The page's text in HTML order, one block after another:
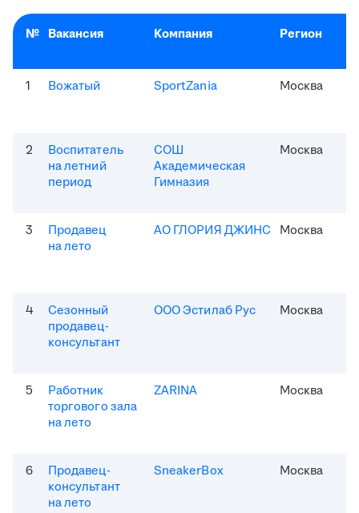
№ Вакансия Компания Регион
1 Вожатый SportZania Москва
2
Воспитатель
на летний
период
СОШ
Академическая
Гимназия
Москва
3
Продавец
на лето
АО ГЛОРИЯ ДЖИНС Москва
4
Сезонный
продавец-
консультант
ООО Эстилаб Рус Москва
5
Работник
торгового зала
на лето
ZARINA Москва
6
Продавец-
консультант
на лето
SneakerBox Москва